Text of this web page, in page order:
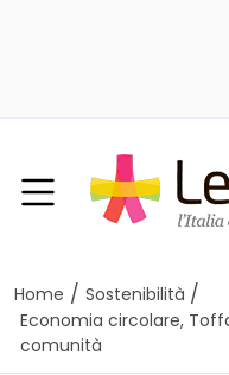
Home / Sostenibilità /
Economia circolare,
comunità